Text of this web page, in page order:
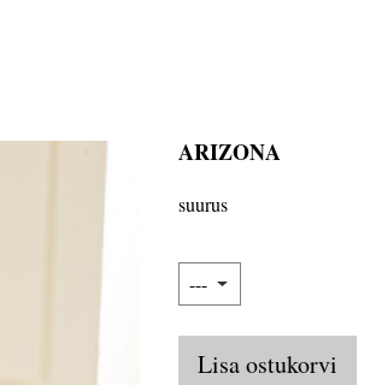
ARIZONA
suurus
Lisa ostukorvi